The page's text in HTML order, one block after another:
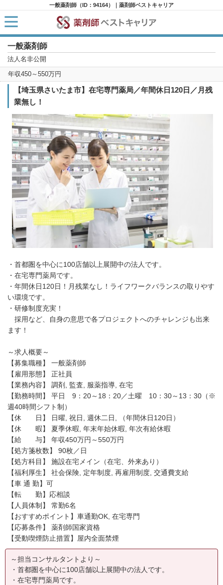
一般薬剤師（ID：94164）｜薬剤師ベストキャリア
一般薬剤師
法人名非公開
年収450～550万円
【埼玉県さいたま市】在宅専門薬局／年間休日120日／月残
業無し！
・首都圏を中心に100店舗以上展開中の法人です。
・在宅専門薬局です。
・年間休日120日！月残業なし！ライフワークバランスの取りやす
い環境です。
・研修制度充実！
採用など、自身の意思で各プロジェクトへのチャレンジも出来
ます！
～求人概要～
【募集職種】 一般薬剤師
【雇用形態】 正社員
【業務内容】 調剤, 監査, 服薬指導, 在宅
【勤務時間】 平日 9：20～18：20／土曜 10：30～13：30（※
週40時間シフト制）
【休 日】 日曜, 祝日, 週休二日, （年間休日120日）
【休 暇】 夏季休暇, 年末年始休暇, 年次有給休暇
【給 与】 年収450万円～550万円
【処方箋枚数】 90枚／日
【処方科目】 施設在宅メイン（在宅、外来あり）
【福利厚生】 社会保険, 定年制度, 再雇用制度, 交通費支給
【車 通 勤】可
【転 勤】応相談
【人員体制】 常勤6名
【おすすめポイント】車通勤OK, 在宅専門
【応募条件】 薬剤師国家資格
【受動喫煙防止措置】屋内全面禁煙
～担当コンサルタントより～
・首都圏を中心に100店舗以上展開中の法人です。
・在宅専門薬局です。
HOME
求人検索
新着求人
求人ランキング
キャリアアドバイザー紹介
コラム
転職支援サービスに申し込む